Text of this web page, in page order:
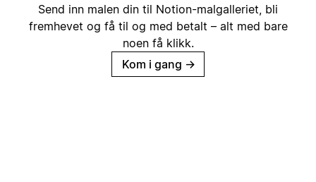
Send inn malen din til Notion-malgalleriet, bli
fremhevet og få til og med betalt – alt med bare
noen få klikk.
Kom i gang →